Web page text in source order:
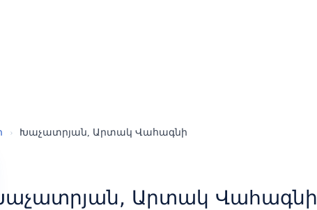
› Խաչատրյան, Արտակ Վահագնի
Արտակ Վահագնի